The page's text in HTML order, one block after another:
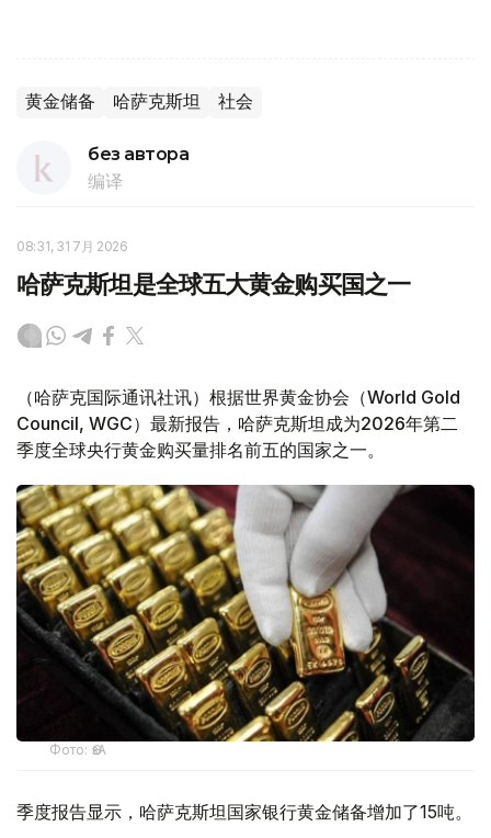
黄金储备 哈萨克斯坦 社会
без автора
编译
08:31, 31 7月 2026
哈萨克斯坦是全球五大黄金购买国之一
（哈萨克国际通讯社讯）根据世界黄金协会（World Gold
Council, WGC）最新报告，哈萨克斯坦成为2026年第二
季度全球央行黄金购买量排名前五的国家之一。
Фото: ӨзА
季度报告显示，哈萨克斯坦国家银行黄金储备增加了15吨。